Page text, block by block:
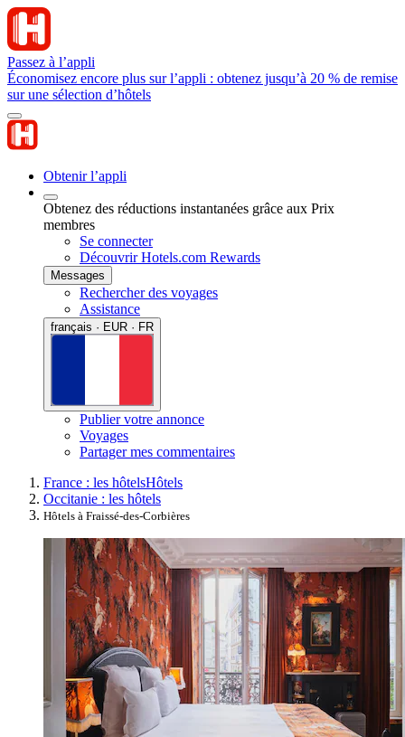
Passez à l’appli
Économisez encore plus sur l’appli : obtenez jusqu’à 20 % de remise
sur une sélection d’hôtels
Obtenir l’appli
Obtenez des réductions instantanées grâce aux Prix
membres
Se connecter
Découvrir Hotels.com Rewards
Messages
Rechercher des voyages
Assistance
français · EUR · FR
Publier votre annonce
Voyages
Partager mes commentaires
France : les hôtelsHôtels
Occitanie : les hôtels
Hôtels à Fraissé-des-Corbières